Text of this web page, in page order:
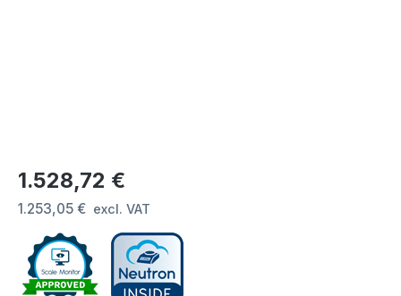
Prezzo normale:
1.528,72 €
1.253,05 € excl. VAT